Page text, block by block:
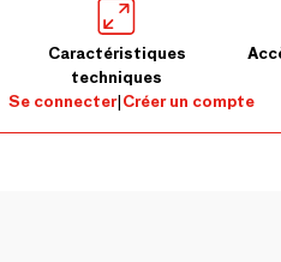
Caractéristiques
techniques
Se connecter|Créer un compte